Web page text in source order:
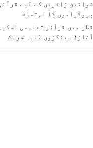
خواتین زائرین کے لیے
پروگراموں کا اہتمام
قطر میں قرآنی تعلیمی
آغاز؛ سینکڑوں طلبہ شریک